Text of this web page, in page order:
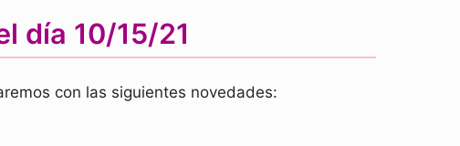
día 10/15/21
con las siguientes novedades: